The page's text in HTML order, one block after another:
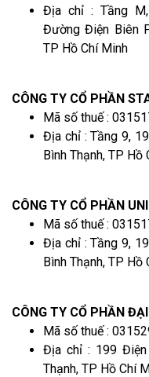
Địa chỉ : Tầng M,
Đường Điện Biên
TP Hồ Chí Minh
CÔNG TY CỔ PHẦN
Mã số thuế :
Địa chỉ : Tầng 9,
Bình Thạnh, TP Hồ
CÔNG TY CỔ PHẦN
Mã số thuế :
Địa chỉ : Tầng 9,
Bình Thạnh, TP Hồ
CÔNG TY CỔ PHẦN
Mã số thuế :
Địa chỉ : 199 Điện
Thạnh, TP Hồ Chí